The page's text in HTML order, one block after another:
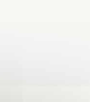
et de vous transmettre.